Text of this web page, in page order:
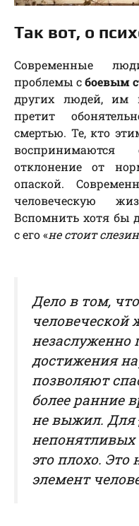
Так вот, о
Современные
проблемы сбоевым
других людей, им
претит
смертью. Те, кто
отклонение от
опаской.
человеческую
Вспомнить хотя бы
с его «не стоит
Дело в том,
человеческой
незаслуженно
достижения
позволяют
более ранние
не выжил. Для
непонятливых
это плохо. Это
элемент